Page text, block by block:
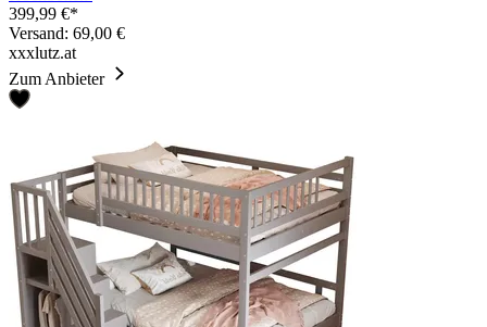
399,99 €*
Versand: 69,00 €
xxxlutz.at
Zum Anbieter